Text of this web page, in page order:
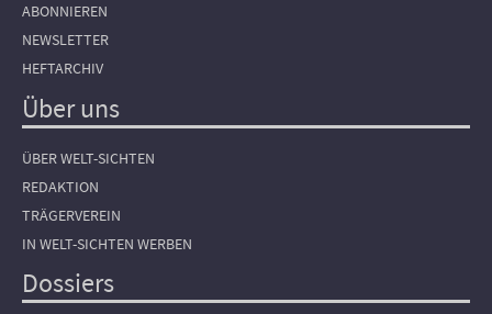
ABONNIEREN
NEWSLETTER
HEFTARCHIV
Über uns
ÜBER WELT-SICHTEN
REDAKTION
TRÄGERVEREIN
IN WELT-SICHTEN WERBEN
Dossiers